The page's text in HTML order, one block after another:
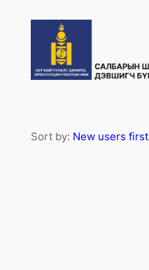
Sort by: New users first